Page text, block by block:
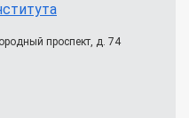
проспект, д. 74